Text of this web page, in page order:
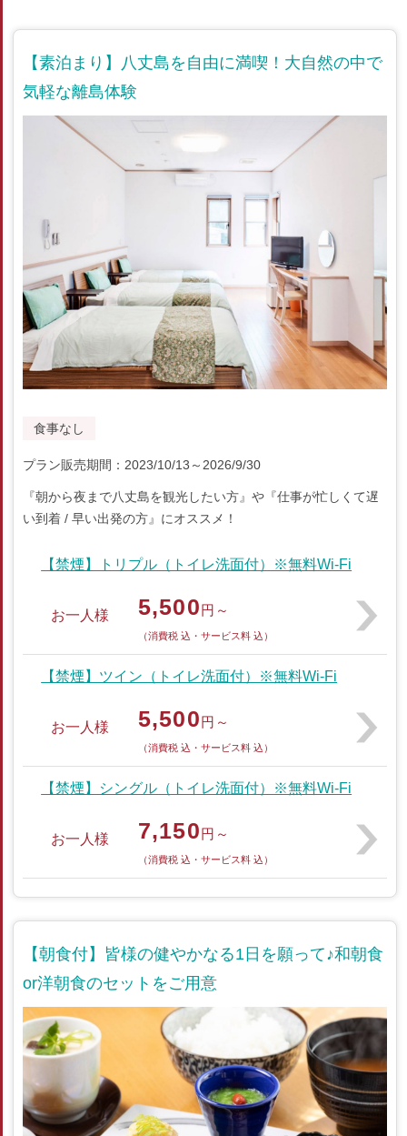
【素泊まり】八丈島を自由に満喫！大自然の中で
気軽な離島体験
食事なし
プラン販売期間：2023/10/13～2026/9/30
『朝から夜まで八丈島を観光したい方』や『仕事が忙しくて遅
い到着 / 早い出発の方』にオススメ！
【禁煙】トリプル（トイレ洗面付）※無料Wi-Fi
お一人様 5,500円～
（消費税 込・サービス料 込）
【禁煙】ツイン（トイレ洗面付）※無料Wi-Fi
お一人様 5,500円～
（消費税 込・サービス料 込）
【禁煙】シングル（トイレ洗面付）※無料Wi-Fi
お一人様 7,150円～
（消費税 込・サービス料 込）
【朝食付】皆様の健やかなる1日を願って♪和朝食
or洋朝食のセットをご用意